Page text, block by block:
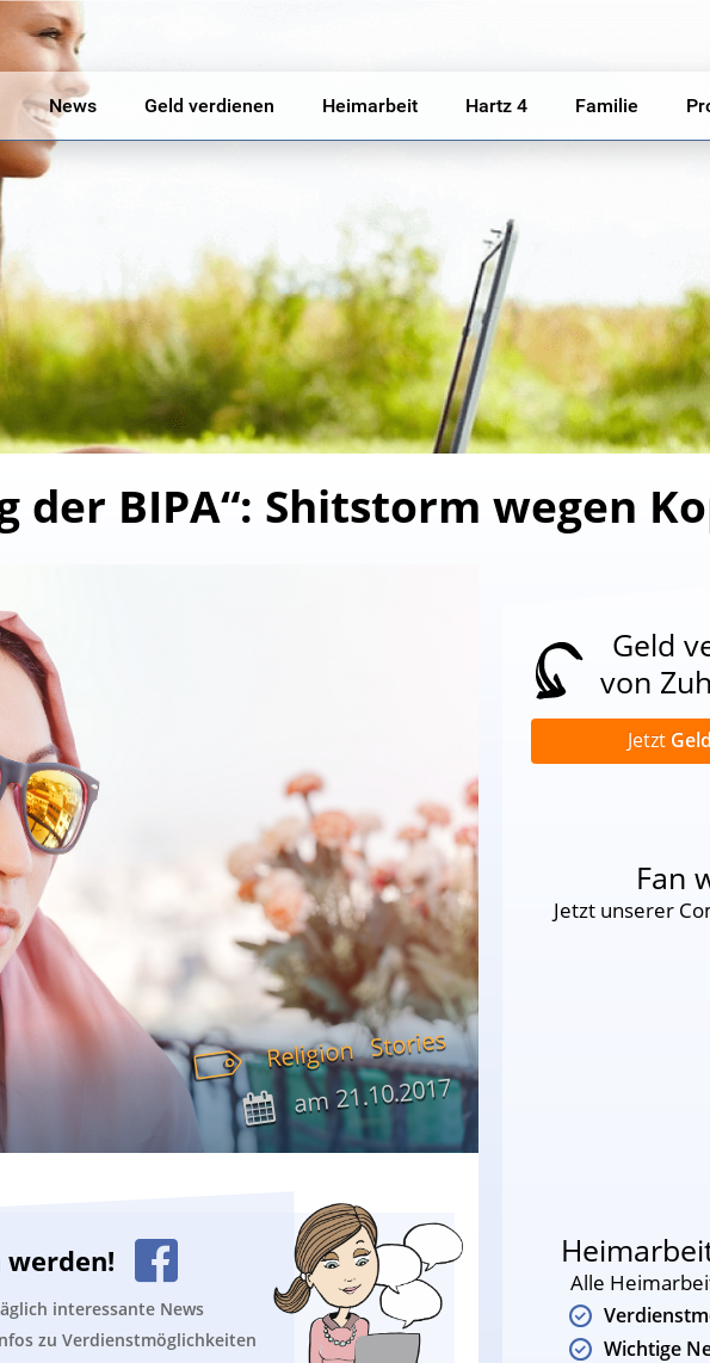
News Geld verdienen Heimarbeit Hartz 4 Familie
der BIPA“: Shitstorm wegen
Religion Stories
am21.10.2017
werden!
interessante News
zu Verdienstmöglichkeiten
Geld
von
Jetzt Geld
Fan
Jetzt unserer
Alle
Wichtige